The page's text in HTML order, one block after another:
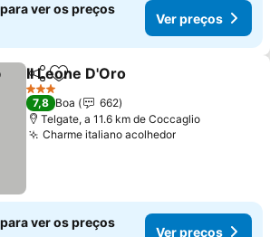
ver os preços
Ver preços
PartilharAdicionar aos favoritos
Il Leone D'Oro
3 Estrelas
7,8 Boa
662
Telgate, a 11.6 km de Coccaglio
Charme italiano acolhedor
ver os preços
Ver preços